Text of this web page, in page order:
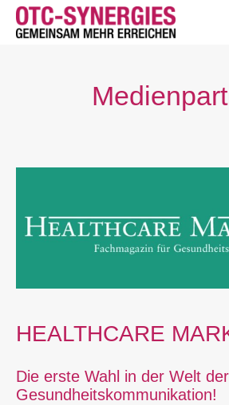
HEALTHCARE
Die erste Wahl in der Welt
Gesundheitskommunikation!